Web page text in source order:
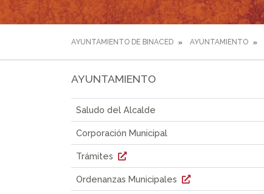
AYUNTAMIENTO DE BINACED AYUNTAMIENTO
AYUNTAMIENTO
Saludo del Alcalde
Corporación Municipal
Trámites
Ordenanzas Municipales